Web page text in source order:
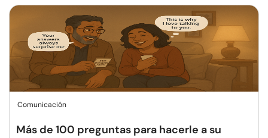
Comunicación
Más de 100 preguntas para hacerle a su